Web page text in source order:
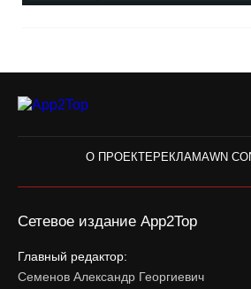
О ПРОЕКТЕРЕКЛАМАWN
Сетевое издание App2Top
Главный редактор:
Семенов Александр Георгиевич